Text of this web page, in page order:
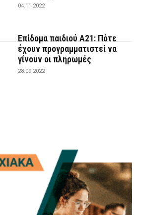
04.11.2022
Επίδομα παιδιού Α21: Πότε
έχουν προγραμματιστεί να
γίνουν οι πληρωμές
28.09.2022